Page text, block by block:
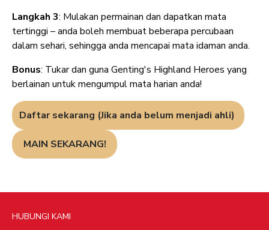
Langkah 3: Mulakan permainan dan dapatkan mata
tertinggi – anda boleh membuat beberapa percubaan
dalam sehari, sehingga anda mencapai mata idaman anda.
Bonus: Tukar dan guna Genting's Highland Heroes yang
berlainan untuk mengumpul mata harian anda!
Daftar sekarang (Jika anda belum menjadi ahli)
MAIN SEKARANG!
HUBUNGI KAMI